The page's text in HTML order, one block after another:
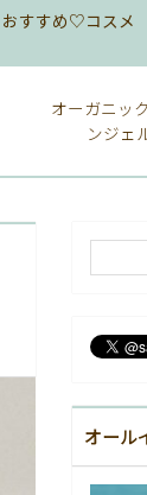
おすすめ♡コスメ
オーガニッ
ンジェ
オール